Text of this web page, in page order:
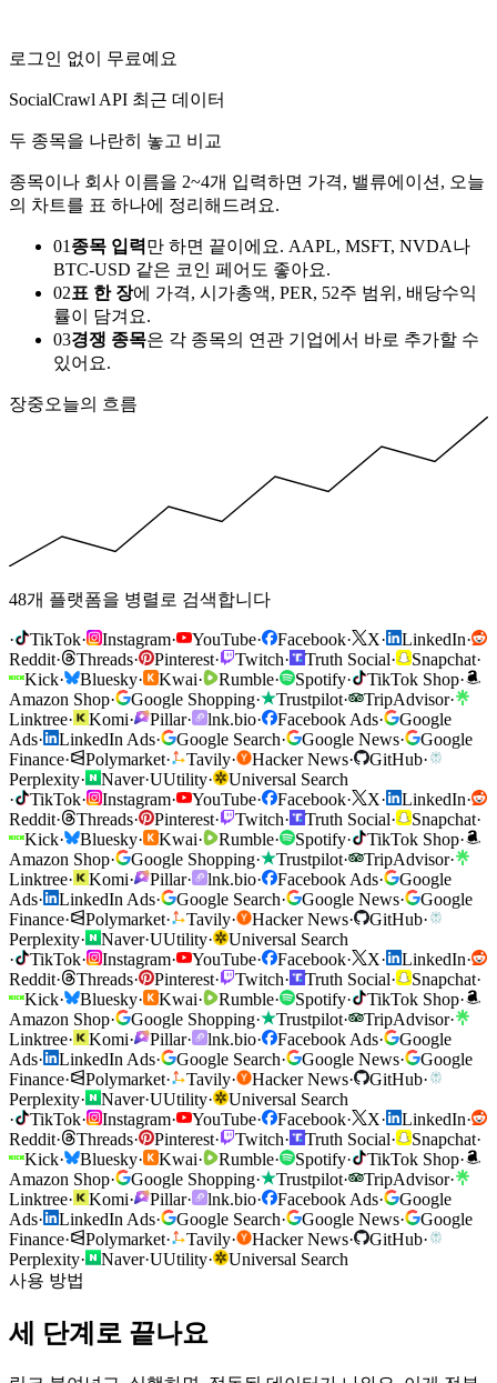
로그인 없이 무료예요
SocialCrawl API 최근 데이터
두 종목을 나란히 놓고 비교
종목이나 회사 이름을 2~4개 입력하면 가격, 밸류에이션, 오늘
의 차트를 표 하나에 정리해드려요.
01 종목 입력만 하면 끝이에요. AAPL, MSFT, NVDA나
BTC-USD 같은 코인 페어도 좋아요.
02표 한 장에 가격, 시가총액, PER, 52주 범위, 배당수익
률이 담겨요.
03경쟁 종목은 각 종목의 연관 기업에서 바로 추가할 수
있어요.
장중오늘의 흐름
48개 플랫폼을 병렬로 검색합니다
· TikTok· Instagram· YouTube· Facebook· X· LinkedIn·
Reddit· Threads· Pinterest· Twitch· Truth Social· Snapchat·
Kick· Bluesky· Kwai· Rumble· Spotify· TikTok Shop·
Amazon Shop· Google Shopping· Trustpilot· TripAdvisor·
Linktree· Komi· Pillar· lnk.bio· Facebook Ads·
Google
Ads· LinkedIn Ads· Google Search· Google News·
Google
Finance· Polymarket· Tavily· Hacker News· GitHub·
Perplexity· Naver·UUtility·
Universal Search
·
TikTok· Instagram· YouTube· Facebook· X· LinkedIn·
Reddit· Threads· Pinterest· Twitch· Truth Social· Snapchat·
Kick· Bluesky· Kwai· Rumble· Spotify· TikTok Shop·
Amazon Shop· Google Shopping· Trustpilot· TripAdvisor·
Linktree· Komi· Pillar· lnk.bio· Facebook Ads·
Google
Ads· LinkedIn Ads· Google Search· Google News·
Google
Finance· Polymarket· Tavily· Hacker News· GitHub·
Perplexity· Naver·UUtility·
Universal Search
·
TikTok· Instagram· YouTube· Facebook· X· LinkedIn·
Reddit· Threads· Pinterest· Twitch· Truth Social· Snapchat·
Kick· Bluesky· Kwai· Rumble· Spotify· TikTok Shop·
Amazon Shop· Google Shopping· Trustpilot· TripAdvisor·
Linktree· Komi· Pillar· lnk.bio· Facebook Ads·
Google
Ads· LinkedIn Ads· Google Search· Google News·
Google
Finance· Polymarket· Tavily· Hacker News· GitHub·
Perplexity· Naver·UUtility·
Universal Search
·
TikTok· Instagram· YouTube· Facebook· X· LinkedIn·
Reddit· Threads· Pinterest· Twitch· Truth Social· Snapchat·
Kick· Bluesky· Kwai· Rumble· Spotify· TikTok Shop·
Amazon Shop· Google Shopping· Trustpilot· TripAdvisor·
Linktree· Komi· Pillar· lnk.bio· Facebook Ads·
Google
Ads· LinkedIn Ads· Google Search· Google News·
Google
Finance· Polymarket· Tavily· Hacker News· GitHub·
Perplexity· Naver·UUtility·
Universal Search
사용 방법
세 단계로 끝나요